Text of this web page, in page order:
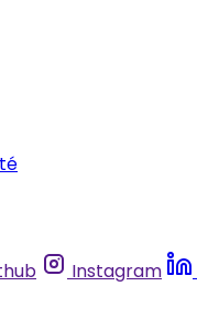
Instagram